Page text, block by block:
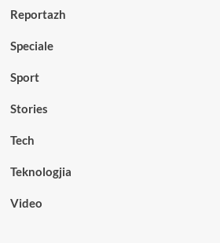
Reportazh
Speciale
Sport
Stories
Tech
Teknologjia
Video